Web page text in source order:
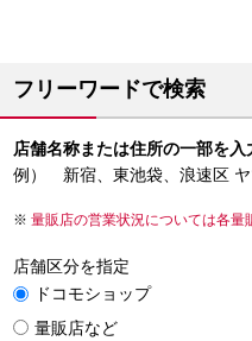
フリーワードで検索
店舗名称または住所の一部を入
例） 新宿、東池袋、浪速区
量販店の営業状況については各量
店舗区分を指定
ドコモショップ
量販店など